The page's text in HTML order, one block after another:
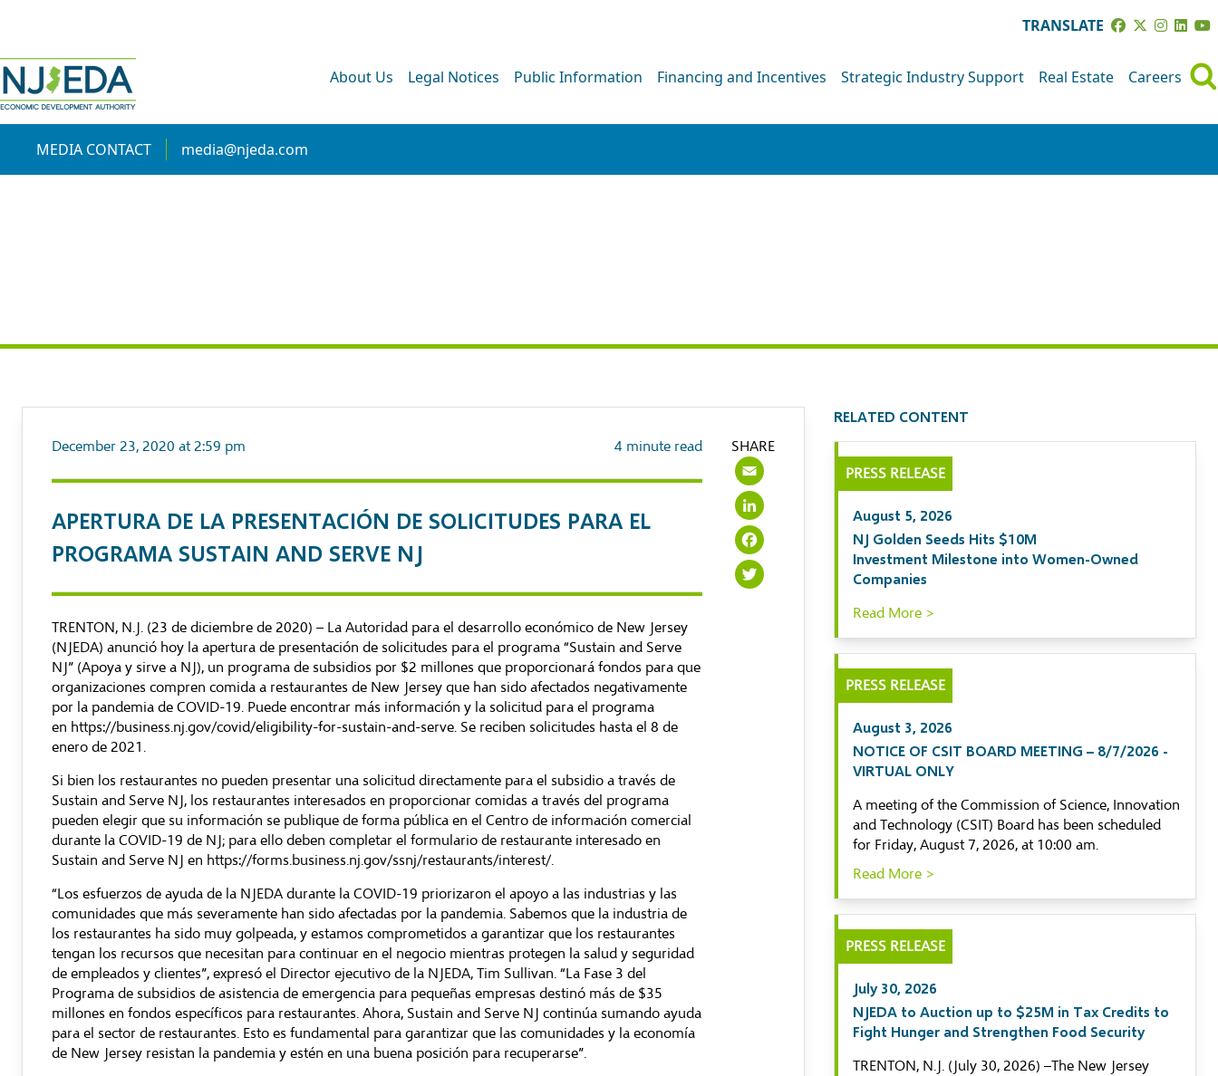
TRANSLATE
About Us Legal Notices Public Information Financing and Incentives Strategic Industry Support Real Estate Careers
MEDIA CONTACT media@njeda.com
December 23, 2020 at 2:59 pm 4 minute read
APERTURA DE LA PRESENTACIÓN DE SOLICITUDES PARA EL
PROGRAMA SUSTAIN AND SERVE NJ
TRENTON, N.J. (23 de diciembre de 2020) – La Autoridad para el desarrollo económico de New Jersey
(NJEDA) anunció hoy la apertura de presentación de solicitudes para el programa “Sustain and Serve
NJ” (Apoya y sirve a NJ), un programa de subsidios por $2 millones que proporcionará fondos para que
organizaciones compren comida a restaurantes de New Jersey que han sido afectados negativamente
por la pandemia de COVID-19. Puede encontrar más información y la solicitud para el programa
en https://business.nj.gov/covid/eligibility-for-sustain-and-serve. Se reciben solicitudes hasta el 8 de
enero de 2021.
Si bien los restaurantes no pueden presentar una solicitud directamente para el subsidio a través de
Sustain and Serve NJ, los restaurantes interesados en proporcionar comidas a través del programa
pueden elegir que su información se publique de forma pública en el Centro de información comercial
durante la COVID-19 de NJ; para ello deben completar el formulario de restaurante interesado en
Sustain and Serve NJ en https://forms.business.nj.gov/ssnj/restaurants/interest/.
“Los esfuerzos de ayuda de la NJEDA durante la COVID-19 priorizaron el apoyo a las industrias y las
comunidades que más severamente han sido afectadas por la pandemia. Sabemos que la industria de
los restaurantes ha sido muy golpeada, y estamos comprometidos a garantizar que los restaurantes
tengan los recursos que necesitan para continuar en el negocio mientras protegen la salud y seguridad
de empleados y clientes”, expresó el Director ejecutivo de la NJEDA, Tim Sullivan. “La Fase 3 del
Programa de subsidios de asistencia de emergencia para pequeñas empresas destinó más de $35
millones en fondos específicos para restaurantes. Ahora, Sustain and Serve NJ continúa sumando ayuda
para el sector de restaurantes. Esto es fundamental para garantizar que las comunidades y la economía
de New Jersey resistan la pandemia y estén en una buena posición para recuperarse”.
SHARE
LinkedIn
Facebook
RELATED CONTENT
PRESS RELEASE
August 5, 2026
NJ Golden Seeds Hits $10M
Investment Milestone into Women-Owned
Companies
Read More >
PRESS RELEASE
August 3, 2026
NOTICE OF CSIT BOARD MEETING – 8/7/2026 -
VIRTUAL ONLY
A meeting of the Commission of Science, Innovation
and Technology (CSIT) Board has been scheduled
for Friday, August 7, 2026, at 10:00 am.
Read More >
PRESS RELEASE
July 30, 2026
NJEDA to Auction up to $25M in Tax Credits to
Fight Hunger and Strengthen Food Security
TRENTON, N.J. (July 30, 2026) –The New Jersey